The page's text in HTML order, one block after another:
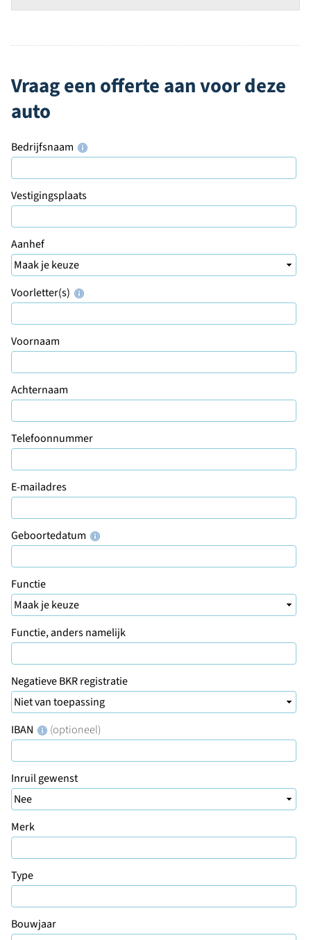
Vraag een offerte aan voor deze
auto
Bedrijfsnaam
Vestigingsplaats
Aanhef
Voorletter(s)
Voornaam
Achternaam
Telefoonnummer
E-mailadres
Geboortedatum
Functie
Functie, anders namelijk
Negatieve BKR registratie
IBAN (optioneel)
Inruil gewenst
Merk
Type
Bouwjaar